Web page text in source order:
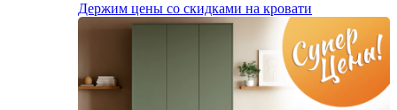
Держим цены со скидками на кровати